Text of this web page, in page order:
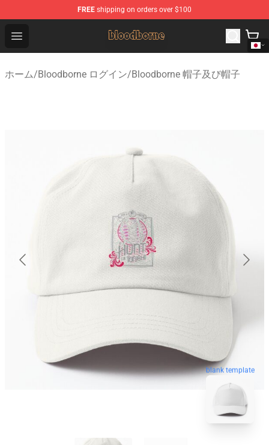
FREE shipping on orders over $100
Open menu
Bloodborne Shop - Official Bloodborne Merchandise
ホーム/Bloodborne ログイン/Bloodborne 帽子及び帽子
blank template